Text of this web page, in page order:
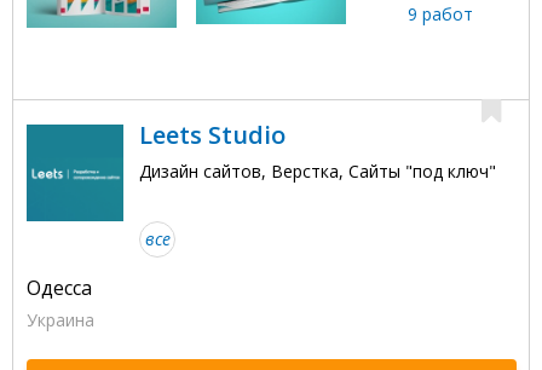
9 работ
Leets Studio
Дизайн сайтов, Верстка, Сайты "под ключ"
все
Одесса
Украина